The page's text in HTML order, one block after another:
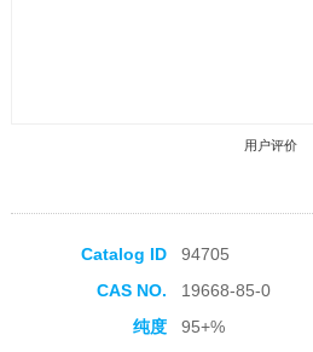
用户评价
Catalog ID
94705
CAS NO.
19668-85-0
纯度
95+%